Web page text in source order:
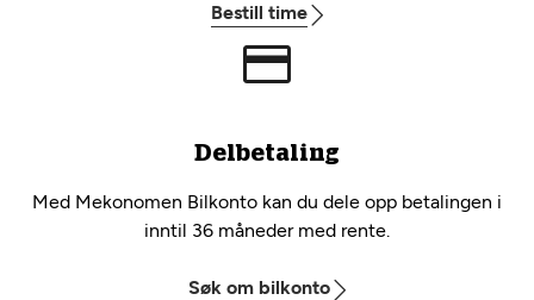
Bestill time
Delbetaling
Med Mekonomen Bilkonto kan du dele opp betalingen i
inntil 36 måneder med rente.
Søk om bilkonto